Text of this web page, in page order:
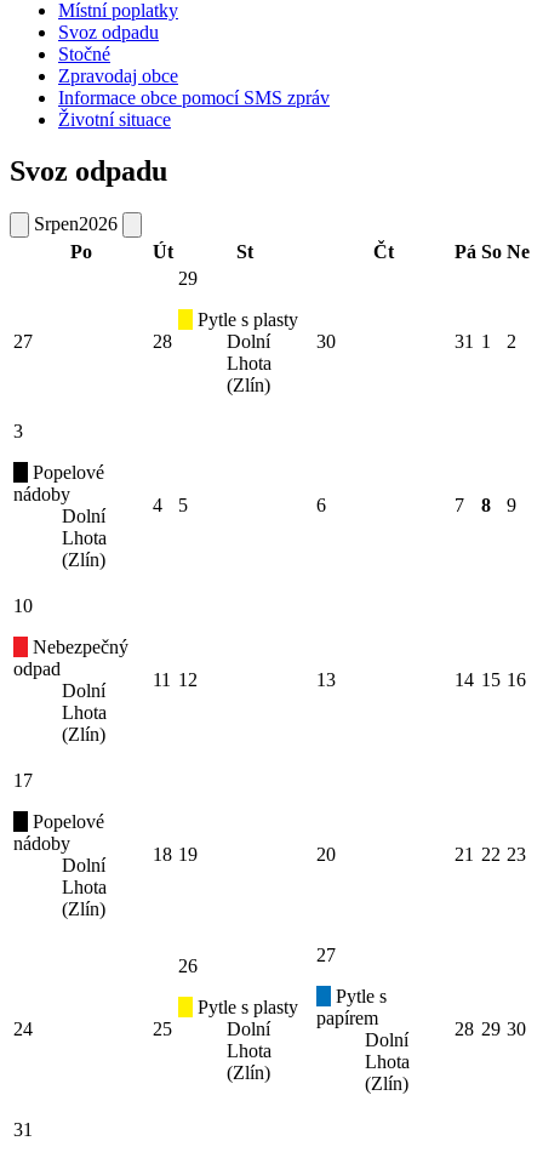
Místní poplatky
Svoz odpadu
Stočné
Zpravodaj obce
Informace obce pomocí SMS zpráv
Životní situace
Svoz odpadu
Srpen2026
Po
Út St Čt Pá So Ne
27 28
29
Pytle s plasty
Dolní
Lhota
(Zlín)
30 31 1 2
3
Popelové
nádoby
Dolní
Lhota
(Zlín)
4 5 6 7 8 9
10
Nebezpečný
odpad
Dolní
Lhota
(Zlín)
11 12 13 14 15 16
17
Popelové
nádoby
Dolní
Lhota
(Zlín)
18 19 20 21 22 23
24 25
26
Pytle s plasty
Dolní
Lhota
(Zlín)
27
Pytle s
papírem
Dolní
Lhota
(Zlín)
28 29 30
31